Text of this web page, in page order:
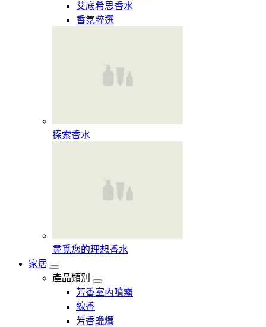
艾底希思香水
香氛粹選
探索香水​
尋覓您的理想香水​
家居
產品類別
芳香室內噴霧
線香
芳香蠟燭